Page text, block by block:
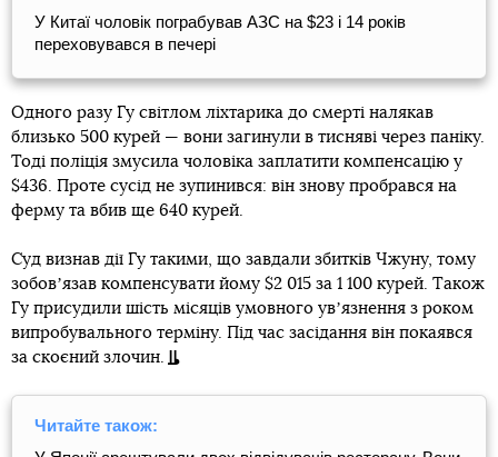
У Китаї чоловік пограбував АЗС на $23 і 14 років
переховувався в печері
Одного разу Гу світлом ліхтарика до смерті налякав
близько 500 курей — вони загинули в тисняві через паніку.
Тоді поліція змусила чоловіка заплатити компенсацію у
$436. Проте сусід не зупинився: він знову пробрався на
ферму та вбив ще 640 курей.
Суд визнав дії Гу такими, що завдали збитків Чжуну, тому
зобовʼязав компенсувати йому $2 015 за 1 100 курей. Також
Гу присудили шість місяців умовного увʼязнення з роком
випробувального терміну. Під час засідання він покаявся
за скоєний злочин.
Читайте також: